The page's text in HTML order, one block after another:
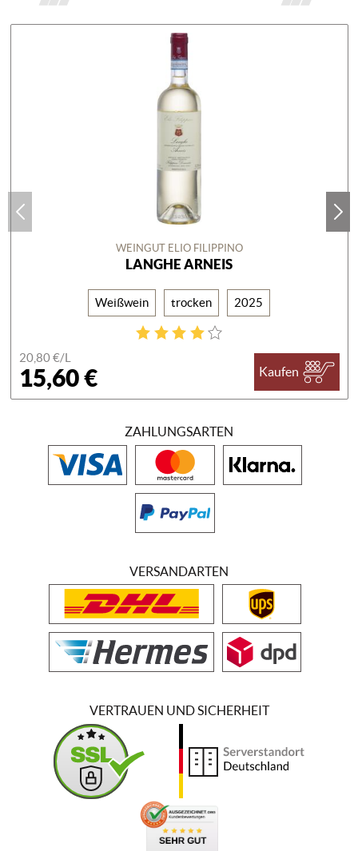
WEINGUT ELIO FILIPPINO
LANGHE ARNEIS
Weißwein trocken 2025
20,80 €/L
15,60 € Kaufen
ZAHLUNGSARTEN
VERSANDARTEN
VERTRAUEN UND SICHERHEIT